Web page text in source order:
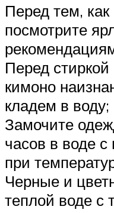
Перед тем, как
посмотрите
Перед
кимоно
кладем в воду;
Замочите
часов в воде
при
Черные и
теплой воде с